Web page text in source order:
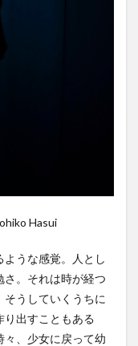
Hasui
ような感覚。人とし
さ。それは時が経つ
うしていくうちに
り出すこともある
、少女に戻って幼